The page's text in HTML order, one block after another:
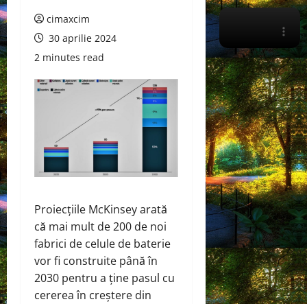
cimaxcim
30 aprilie 2024
2 minutes read
Proiecțiile McKinsey arată
că mai mult de 200 de noi
fabrici de celule de baterie
vor fi construite până în
2030 pentru a ține pasul cu
cererea în creștere din